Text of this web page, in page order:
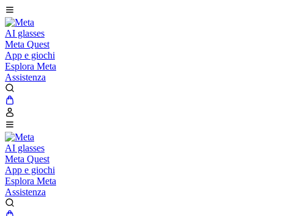
AI glasses
Meta Quest
App e giochi
Esplora Meta
Assistenza
AI glasses
Meta Quest
App e giochi
Esplora Meta
Assistenza